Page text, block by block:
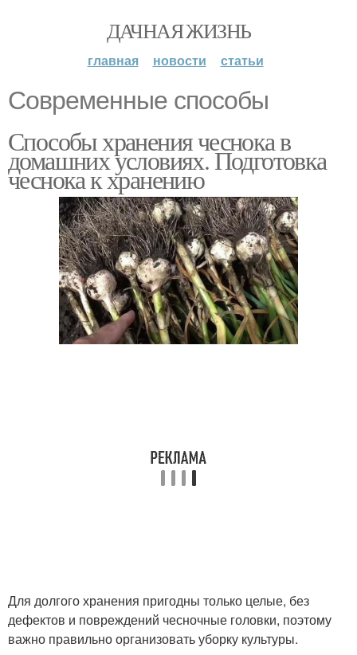
ДАЧНАЯ ЖИЗНЬ
главная новости статьи
Современные способы
Способы хранения чеснока в
домашних условиях. Подготовка
чеснока к хранению
Для долгого хранения пригодны только целые, без
дефектов и повреждений чесночные головки, поэтому
важно правильно организовать уборку культуры.